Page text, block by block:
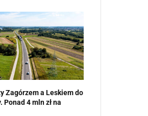
Zagórzem a Leskiem do
Ponad 4 mln zł na